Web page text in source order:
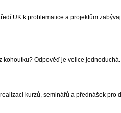
UK k problematice a projektům
Odpověď je velice
kurzů, seminářů a přednášek